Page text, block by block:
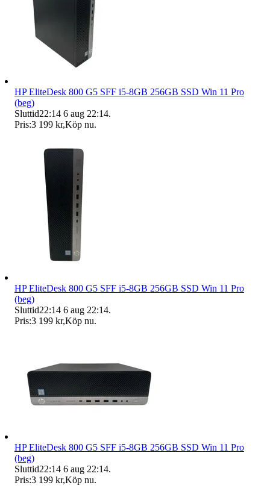
HP EliteDesk 800 G5 SFF i5-8GB 256GB SSD Win 11 Pro
(beg)
Sluttid22:14 6 aug 22:14.
Pris:3 199 kr,Köp nu.
HP EliteDesk 800 G5 SFF i5-8GB 256GB SSD Win 11 Pro
(beg)
Sluttid22:14 6 aug 22:14.
Pris:3 199 kr,Köp nu.
HP EliteDesk 800 G5 SFF i5-8GB 256GB SSD Win 11 Pro
(beg)
Sluttid22:14 6 aug 22:14.
Pris:3 199 kr,Köp nu.